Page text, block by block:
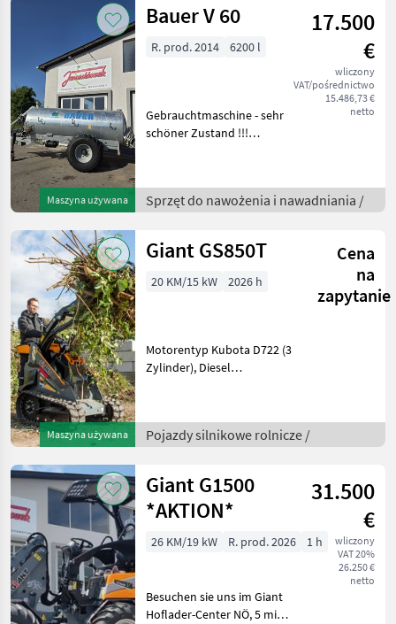
Maszyna używana
Bauer V 60
17.500
€
wliczony
VAT/pośrednictwo
15.486,73 €
netto
R. prod. 2014 6200 l
Gebrauchtmaschine - sehr
schöner Zustand !!!
60R22.5 Druckluft Bremse
Prallverteiler Anschlüsse:
Sprzęt do nawożenia i nawadniania /
Maszyna używana
Giant GS850T
Cena
na
zapytanie
20 KM/15 kW 2026 h
Motorentyp Kubota D722 (3
Zylinder), Diesel
Antrieb durch 2 schwere
Parker Radmotoren und
Pojazdy silnikowe rolnicze /
Giant G1500
*AKTION*
31.500
€
wliczony
VAT 20%
26.250 €
netto
26 KM/19 kW R. prod. 2026 1 h
Besuchen sie uns im Giant
Hoflader-Center NÖ, 5 min